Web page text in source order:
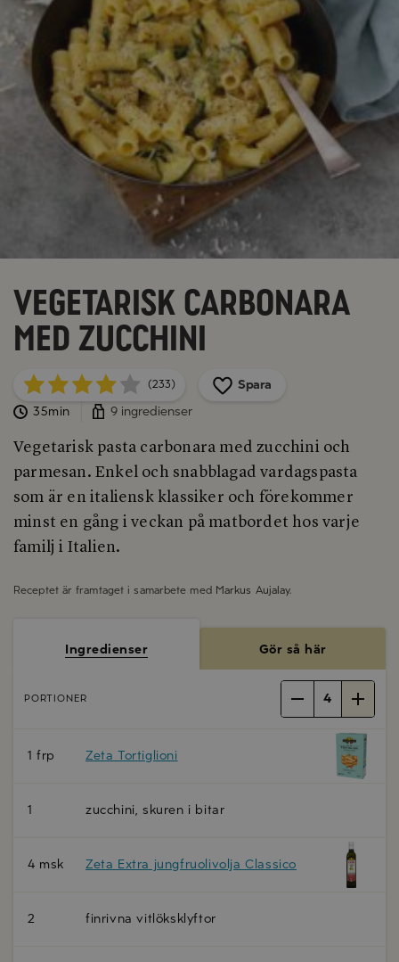
Vegetarisk carbonara
med zucchini
(233)
Spara
35min
9 ingredienser
Vegetarisk pasta carbonara med zucchini och
parmesan. Enkel och snabblagad vardagspasta
som är en italiensk klassiker och förekommer
minst en gång i veckan på matbordet hos varje
familj i Italien.
Receptet är framtaget i samarbete med Markus Aujalay.
Ingredienser Gör så här
PORTIONER 4
1 frp Zeta Tortiglioni
1 zucchini, skuren i bitar
4 msk Zeta Extra jungfruolivolja Classico
2 finrivna vitlöksklyftor